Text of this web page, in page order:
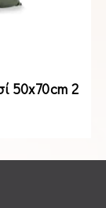
50x70cm 2